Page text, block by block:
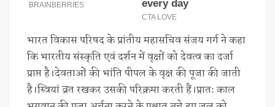
भारत विकास परिषद के प्रांतीय महासचिव संजय गर्ग ने कहा
कि भारतीय संस्कृति एवं दर्शन में वृक्षों को देवत्व का दर्जा
प्राप्त है।देवताओं की भांति पीपल के वृक्ष की पूजा की जाती
है।स्त्रियां व्रत रखकर उसकी परिक्रमा करती हैं।प्रातः काल